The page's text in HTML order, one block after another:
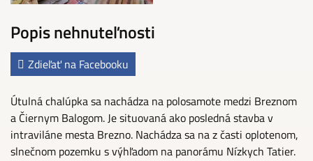
Popis nehnuteľnosti
Zdieľať na Facebooku
Útulná chalúpka sa nachádza na polosamote medzi Breznom
a Čiernym Balogom. Je situovaná ako posledná stavba v
intraviláne mesta Brezno. Nachádza sa na z časti oplotenom,
slnečnom pozemku s výhľadom na panorámu Nízkych Tatier.